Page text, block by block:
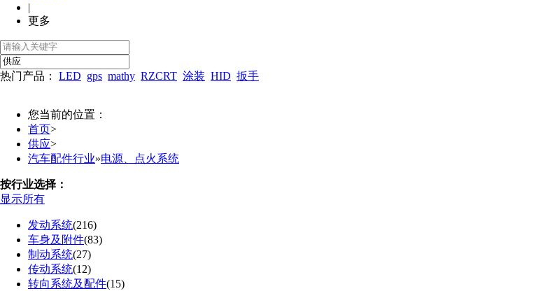
|
更多
热门产品： LED gps mathy RZCRT 涂装 HID 扳手
您当前的位置：
首页>
供应>
汽车配件行业»电源、点火系统
按行业选择：
显示所有
发动系统(216)
车身及附件(83)
制动系统(27)
传动系统(12)
转向系统及配件(15)